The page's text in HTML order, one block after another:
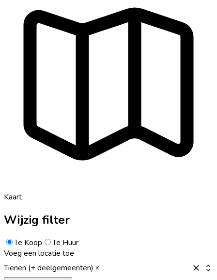
Kaart
Wijzig filter
Te Koop
Te Huur
Voeg een locatie toe
Tienen (+ deelgemeenten)